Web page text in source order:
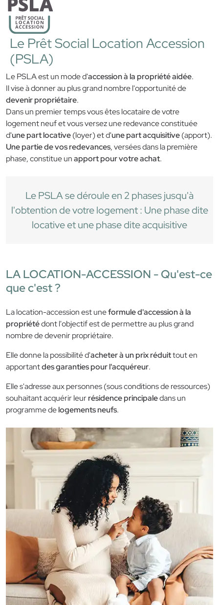
Le Prêt Social Location Accession
(PSLA)
Le PSLA est un mode d'accession à la propriété aidée.
Il vise à donner au plus grand nombre l'opportunité de
devenir propriétaire.
Dans un premier temps vous êtes locataire de votre
logement neuf et vous versez une redevance constituée
d'une part locative(loyer) et d'une part acquisitive(apport).
Une partie de vos redevances, versées dans la première
phase, constitue unapport pour votre achat.
Le PSLA se déroule en 2 phases jusqu'à
l'obtention de votre logement : Une phase dite
locative et une phase dite acquisitive
LA LOCATION-ACCESSION - Qu'est-ce
que c'est ?
La location-accession est uneformule d'accession à la
propriétédont l'objectif est de permettre au plus grand
nombre de devenir propriétaire.
Elle donne la possibilité d'acheter à un prix réduittout en
apportantdes garanties pour l'acquéreur.
Elle s'adresse aux personnes (sous conditions de ressources)
souhaitant acquérir leurrésidence principaledans un
programme delogements neufs.